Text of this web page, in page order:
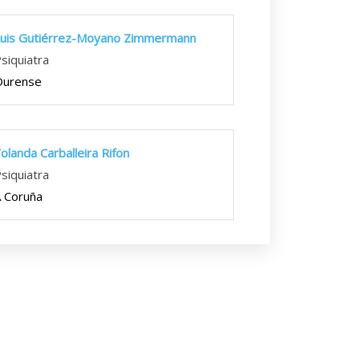
Gutiérrez-Moyano Zimmermann
Carballeira Rifon
Coruña